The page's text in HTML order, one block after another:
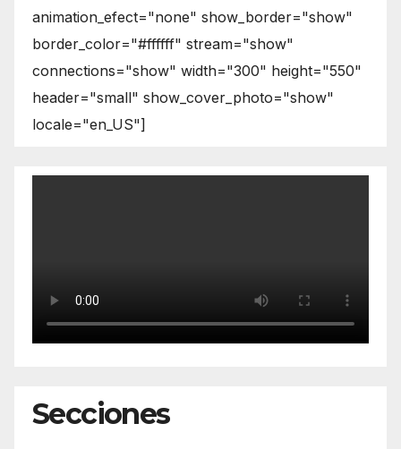
animation_efect="none" show_border="show"
border_color="#ffffff" stream="show"
connections="show" width="300" height="550"
header="small" show_cover_photo="show"
locale="en_US"]
Secciones